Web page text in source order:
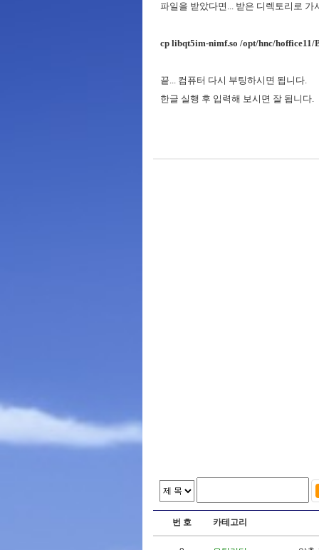
파일을 받았다면... 받은 디렉토리로 가
cp libqt5im-nimf.so /opt/hnc/
끝... 컴퓨터 다시 부팅하시면 됩니다.
한글 실행 후 입력해 보시면 잘 됩니다.
번 호 카테고리